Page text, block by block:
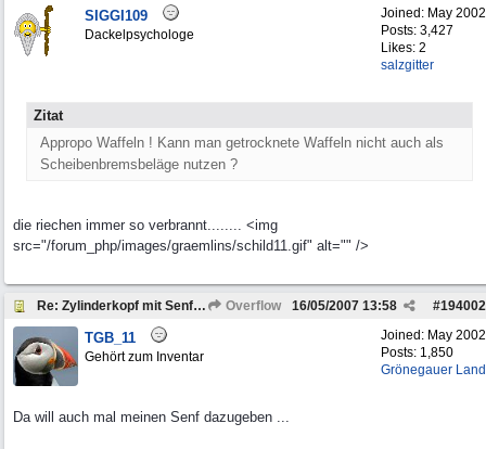
Joined: May 2002
Posts: 3,427
Likes: 2
salzgitter
SIGGI109
Dackelpsychologe
Zitat
Appropo Waffeln ! Kann man getrocknete Waffeln nicht auch als
Scheibenbremsbeläge nutzen ?
die riechen immer so verbrannt........ <img
src="/forum_php/images/graemlins/schild11.gif" alt="" />
Re: Zylinderkopf mit Senf abdichten Overflow #194002
16/05/2007 13:58
Joined: May 2002
Posts: 1,850
Grönegauer Land
TGB_11
Gehört zum Inventar
Da will auch mal meinen Senf dazugeben ...